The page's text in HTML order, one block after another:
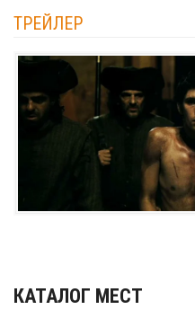
ТРЕЙЛЕР
КАТАЛОГ МЕСТ